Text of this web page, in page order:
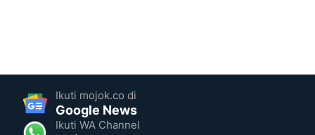
Ikuti mojok.co di
Google News
Ikuti WA Channel